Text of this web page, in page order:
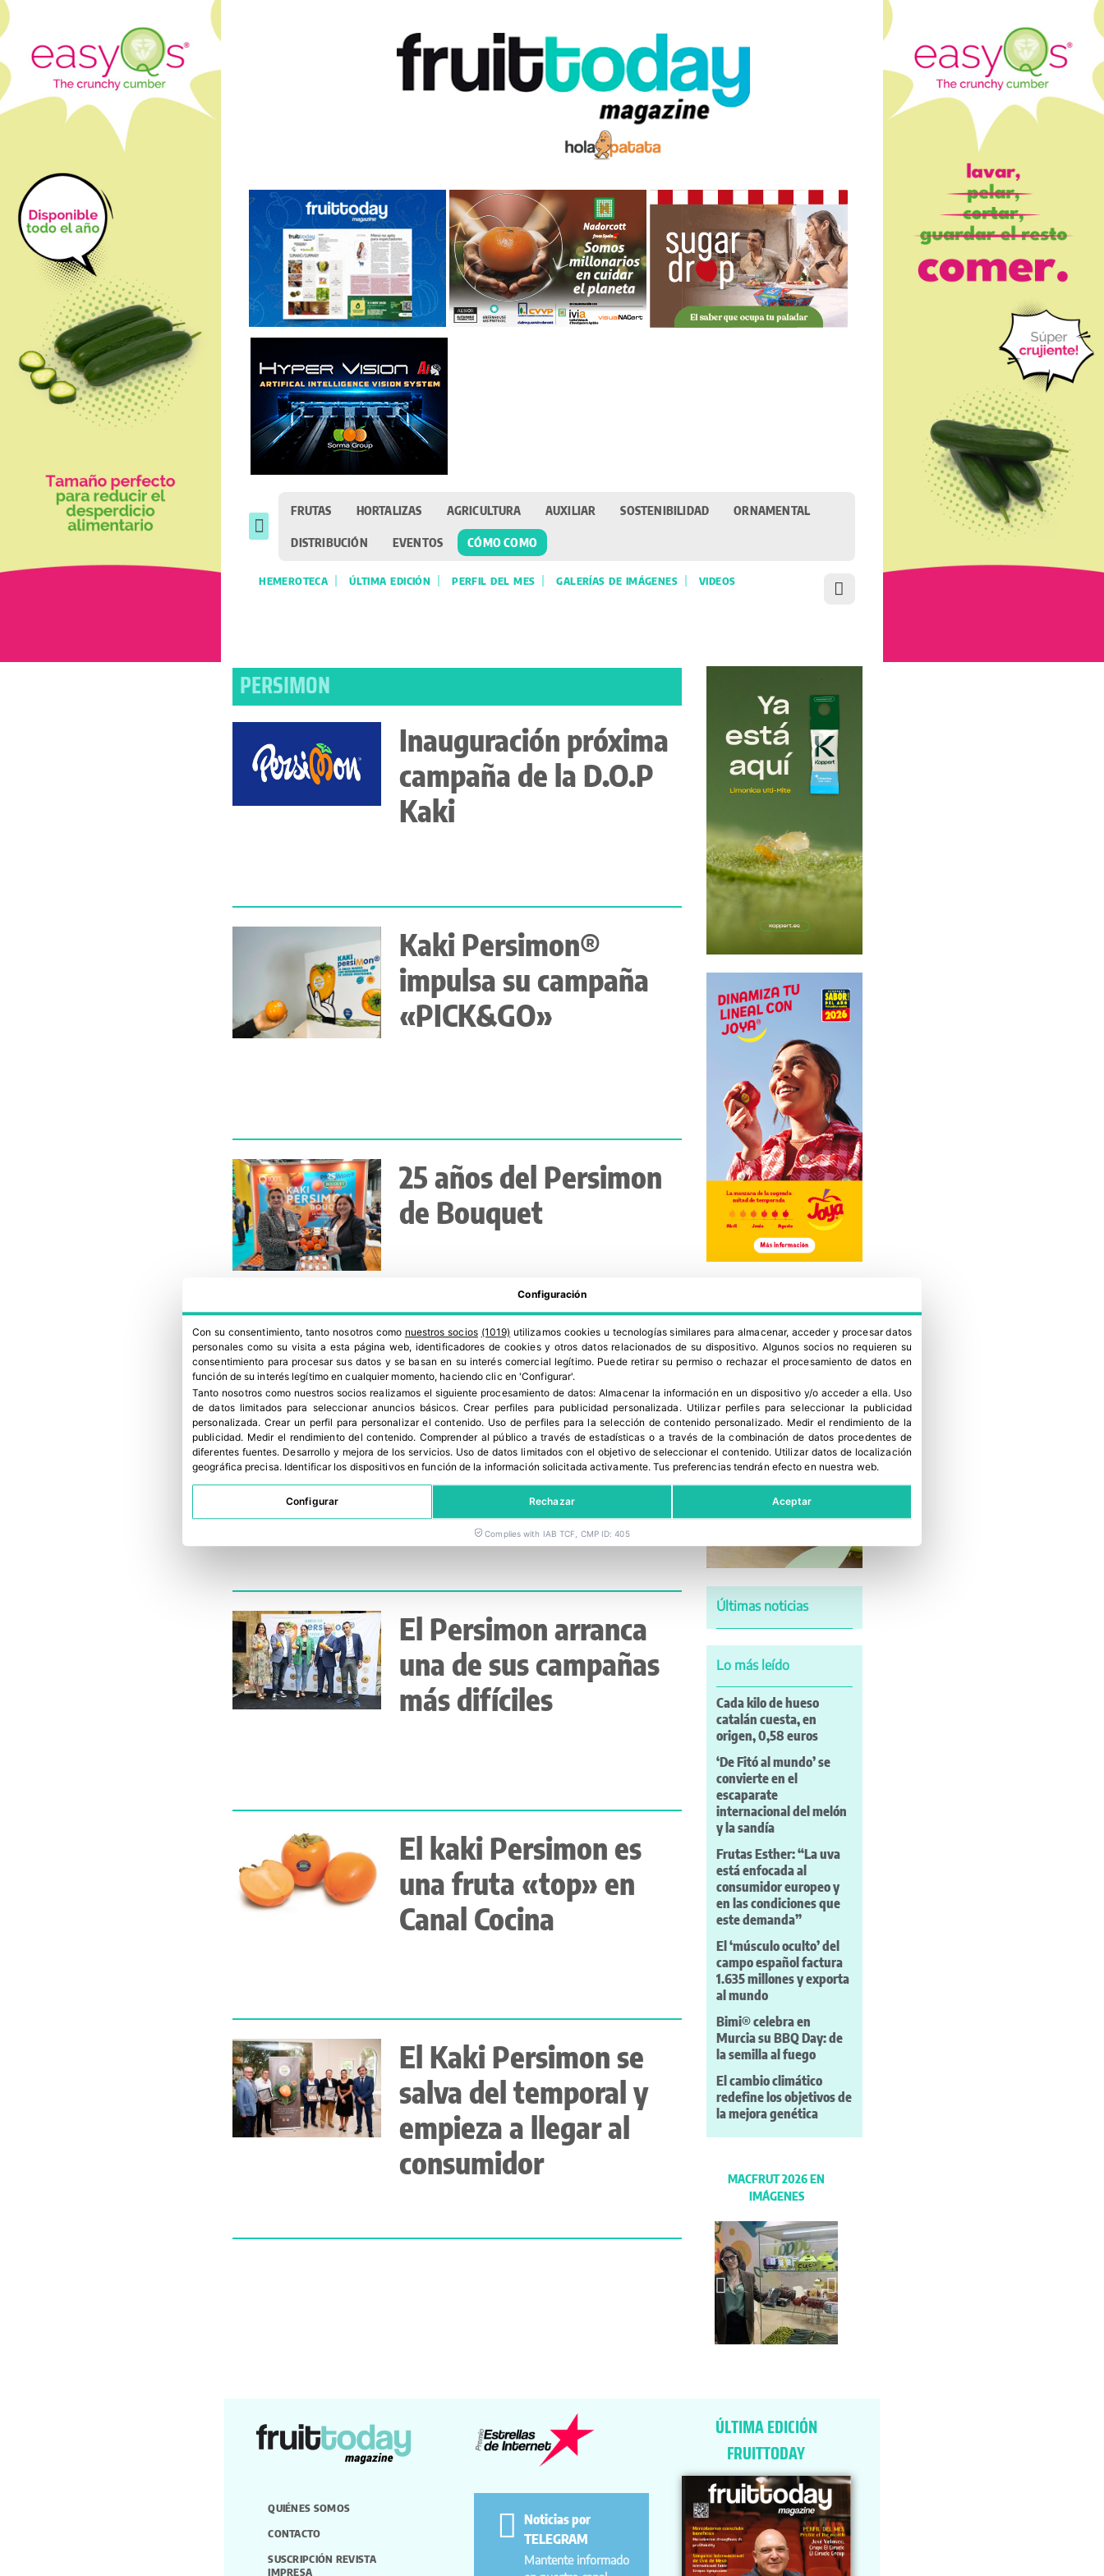
FRUTAS HORTALIZAS AGRICULTURA AUXILIAR SOSTENIBILIDAD ORNAMENTAL
DISTRIBUCIÓN EVENTOS CÓMO COMO
HEMEROTECA ÚLTIMA EDICIÓN PERFIL DEL MES GALERÍAS DE IMÁGENES VIDEOS
PERSIMON
Inauguración próxima
campaña de la D.O.P
Kaki
Kaki Persimon®
impulsa su campaña
«PICK&GO»
25 años del Persimon
de Bouquet
¿Qué diferencia hay
entre el caqui y el
Persimon?
El Persimon arranca
una de sus campañas
más difíciles
El kaki Persimon es
una fruta «top» en
Canal Cocina
El Kaki Persimon se
salva del temporal y
empieza a llegar al
consumidor
Últimas noticias
Lo más leído
Cada kilo de hueso
catalán cuesta, en
origen, 0,58 euros
‘De Fitó al mundo’ se
convierte en el
escaparate
internacional del melón
y la sandía
Frutas Esther: “La uva
está enfocada al
consumidor europeo y
en las condiciones que
este demanda”
El ‘músculo oculto’ del
campo español factura
1.635 millones y exporta
al mundo
Bimi® celebra en
Murcia su BBQ Day: de
la semilla al fuego
El cambio climático
redefine los objetivos de
la mejora genética
MACFRUT 2026 EN
IMÁGENES
QUIÉNES SOMOS
CONTACTO
SUSCRIPCIÓN REVISTA
IMPRESA
Noticias por
TELEGRAM
Mantente informado
ÚLTIMA EDICIÓN
FRUITTODAY
Configuración
Con su consentimiento, tanto nosotros como nuestros socios (1019) utilizamos cookies u tecnologías similares para almacenar, acceder y procesar datos
personales como su visita a esta página web, identificadores de cookies y otros datos relacionados de su dispositivo. Algunos socios no requieren su
consentimiento para procesar sus datos y se basan en su interés comercial legítimo. Puede retirar su permiso o rechazar el procesamiento de datos en
función de su interés legítimo en cualquier momento, haciendo clic en 'Configurar'.
Tanto nosotros como nuestros socios realizamos el siguiente procesamiento de datos:Almacenar la información en un dispositivo y/o acceder a ella. Uso
de datos limitados para seleccionar anuncios básicos. Crear perfiles para publicidad personalizada . Utilizar perfiles para seleccionar la publicidad
personalizada. Crear un perfil para personalizar el contenido. Uso de perfiles para la selección de contenido personalizado. Medir el rendimiento de la
publicidad. Medir el rendimiento del contenido. Comprender al público a través de estadísticas o a través de la combinación de datos procedentes de
diferentes fuentes. Desarrollo y mejora de los servicios. Uso de datos limitados con el objetivo de seleccionar el contenido. Utilizar datos de localización
geográfica precisa. Identificar los dispositivos en función de la información solicitada activamente.Tus preferencias tendrán efecto en nuestra web.
Configurar Rechazar Aceptar
Complies with IAB TCF, CMP ID: 405